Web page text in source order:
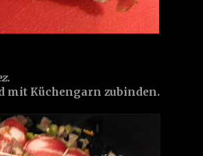
mit Küchengarn zubinden.